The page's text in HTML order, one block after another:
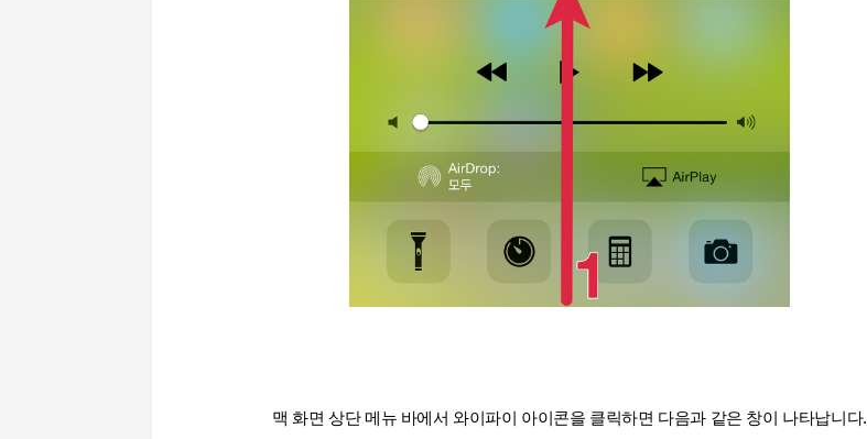
맥 화면 상단 메뉴 바에서 와이파이 아이콘을 클릭하면 다음과 같은 창이 나타납니다.